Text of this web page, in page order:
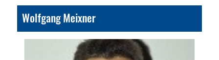
Wolfgang Meixner